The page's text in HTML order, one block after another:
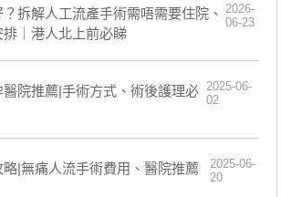
拆解人工流產手術需唔需要住院、
｜港人北上前必睇
2026-
06-23
院推薦|手術方式、術後護理必
2025-06-
02
|無痛人流手術費用、醫院推薦
2025-06-
20